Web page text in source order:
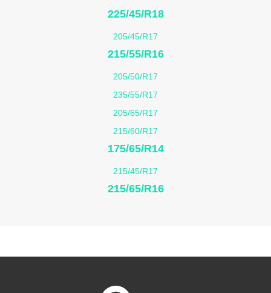
225/45/R18
205/45/R17
215/55/R16
205/50/R17
235/55/R17
205/65/R17
215/60/R17
175/65/R14
215/45/R17
215/65/R16